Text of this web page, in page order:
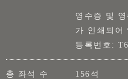
영수증 및
가 인쇄되어
등록번호:
총 좌석 수
156석